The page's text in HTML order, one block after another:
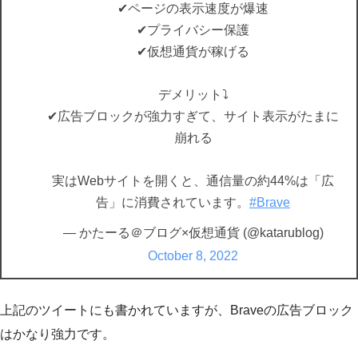
✔︎ページの表示速度が爆速
✔︎プライバシー保護
✔︎仮想通貨が稼げる
デメリット⤵️
✔︎広告ブロックが強力すぎて、サイト表示がたまに
崩れる
実はWebサイトを開くと、通信量の約44%は「広
告」に消費されています。 #Brave
— かたーる＠ブログ×仮想通貨 (@katarublog)
October 8, 2022
上記のツイートにも書かれていますが、Braveの広告ブロック
はかなり強力です。